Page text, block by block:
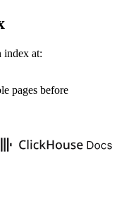
index at:
pages before